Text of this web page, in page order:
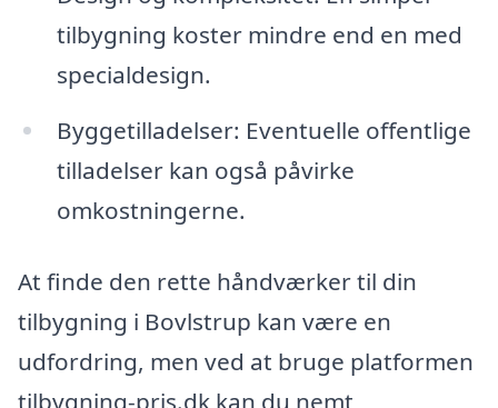
tilbygning koster mindre end en med
specialdesign.
Byggetilladelser: Eventuelle offentlige
tilladelser kan også påvirke
omkostningerne.
At finde den rette håndværker til din
tilbygning i Bovlstrup kan være en
udfordring, men ved at bruge platformen
tilbygning-pris.dk kan du nemt